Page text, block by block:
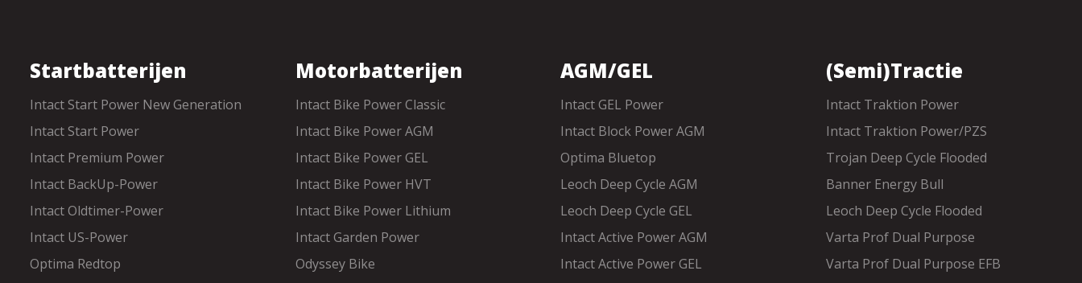
Startbatterijen
Intact Start Power New Generation
Intact Start Power
Intact Premium Power
Intact BackUp-Power
Intact Oldtimer-Power
Intact US-Power
Optima Redtop
Motorbatterijen
Intact Bike Power Classic
Intact Bike Power AGM
Intact Bike Power GEL
Intact Bike Power HVT
Intact Bike Power Lithium
Intact Garden Power
Odyssey Bike
AGM/GEL
Intact GEL Power
Intact Block Power AGM
Optima Bluetop
Leoch Deep Cycle AGM
Leoch Deep Cycle GEL
Intact Active Power AGM
Intact Active Power GEL
(Semi)Tractie
Intact Traktion Power
Intact Traktion Power/PZS
Trojan Deep Cycle Flooded
Banner Energy Bull
Leoch Deep Cycle Flooded
Varta Prof Dual Purpose
Varta Prof Dual Purpose EFB